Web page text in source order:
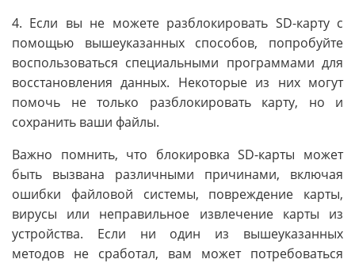
4. Если вы не можете разблокировать SD-карту с
помощью вышеуказанных способов, попробуйте
воспользоваться специальными программами для
восстановления данных. Некоторые из них могут
помочь не только разблокировать карту, но и
сохранить ваши файлы.
Важно помнить, что блокировка SD-карты может
быть вызвана различными причинами, включая
ошибки файловой системы, повреждение карты,
вирусы или неправильное извлечение карты из
устройства. Если ни один из вышеуказанных
методов не сработал, вам может потребоваться